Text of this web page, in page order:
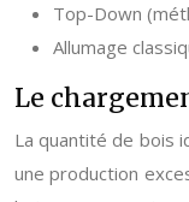
Top-Down
Allumage
Le
La quantité de bois
une production